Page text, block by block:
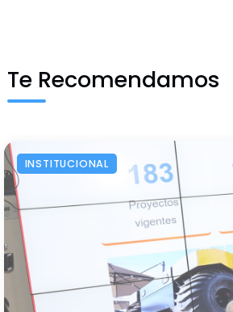
Te Recomendamos
INSTITUCIONAL